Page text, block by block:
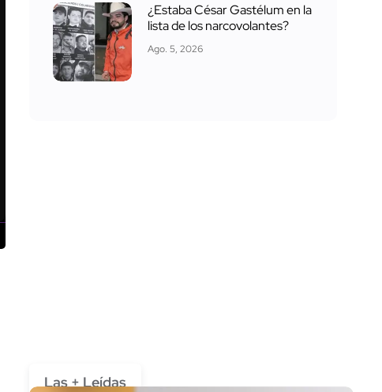
¿Estaba César Gastélum en la
lista de los narcovolantes?
Ago. 5, 2026
Las + Leídas